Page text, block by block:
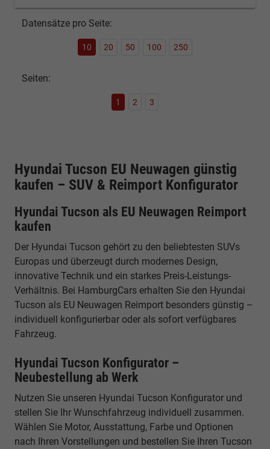
Datensätze pro Seite:
10 20 50 100 250
Seiten:
1 2 3
Hyundai Tucson EU Neuwagen günstig
kaufen – SUV & Reimport Konfigurator
Hyundai Tucson als EU Neuwagen Reimport
kaufen
Der Hyundai Tucson gehört zu den beliebtesten SUVs
Europas und überzeugt durch modernes Design,
innovative Technik und ein starkes Preis-Leistungs-
Verhältnis. Bei HamburgCars erhalten Sie den Hyundai
Tucson als EU Neuwagen Reimport besonders günstig –
individuell konfigurierbar oder als sofort verfügbares
Fahrzeug.
Hyundai Tucson Konfigurator –
Neubestellung ab Werk
Nutzen Sie unseren Hyundai Tucson Konfigurator und
stellen Sie Ihr Wunschfahrzeug individuell zusammen.
Wählen Sie Motor, Ausstattung, Farbe und Optionen
nach Ihren Vorstellungen und bestellen Sie Ihren Tucson